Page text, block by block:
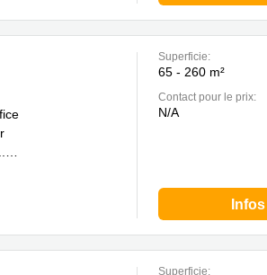
Superficie:
65 - 260 m²
Contact pour le prix:
N/A
Superficie: